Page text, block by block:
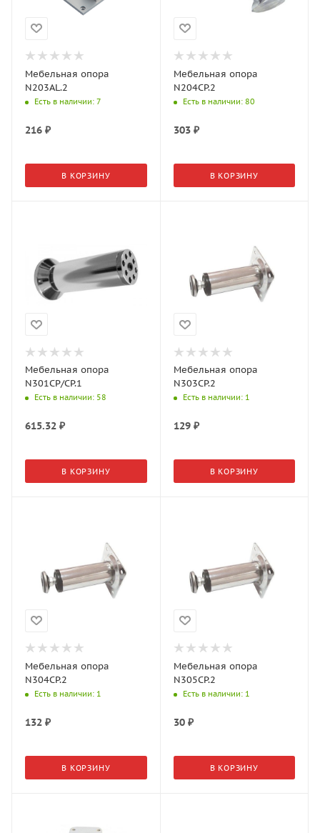
Мебельная опора
N203AL.2
Есть в наличии: 7
216 ₽
В КОРЗИНУ
Мебельная опора
N204CP.2
Есть в наличии: 80
303₽
В КОРЗИНУ
Мебельная опора
N301CP/CP.1
Есть в наличии: 58
615.32 ₽
В КОРЗИНУ
Мебельная опора
N303CP.2
Есть в наличии: 1
129₽
В КОРЗИНУ
Мебельная опора
N304CP.2
Есть в наличии: 1
132 ₽
В КОРЗИНУ
Мебельная опора
N305CP.2
Есть в наличии: 1
30₽
В КОРЗИНУ